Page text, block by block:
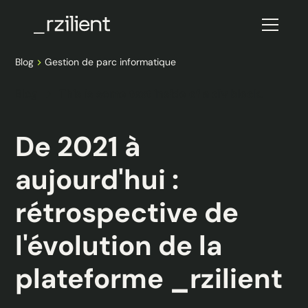
Blog Gestion de parc informatique
De 2021 à
aujourd'hui :
rétrospective de
l'évolution de la
plateforme _rzilient